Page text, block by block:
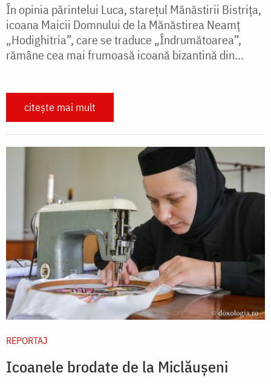
În opinia părintelui Luca, starețul Mănăstirii Bistrița,
icoana Maicii Domnului de la Mănăstirea Neamț
„Hodighitria”, care se traduce „Îndrumătoarea”,
rămâne cea mai frumoasă icoană bizantină din...
citește mai mult
REPORTAJ
Icoanele brodate de la Miclăușeni